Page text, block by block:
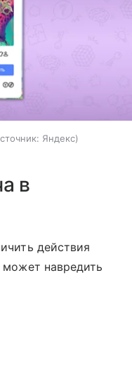
Яндекс
в
действия
может навредить